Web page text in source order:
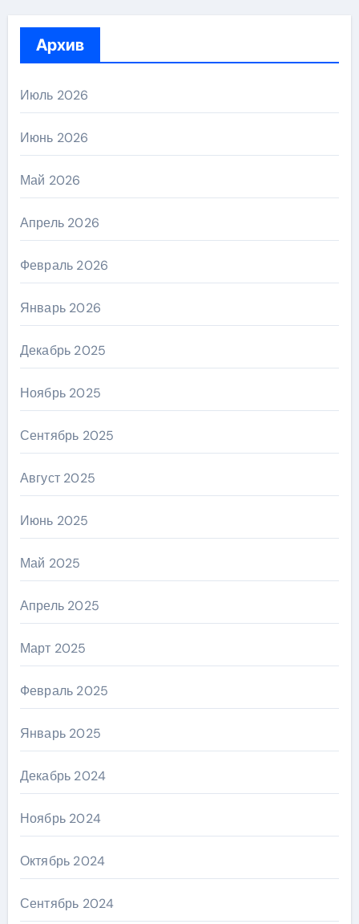
Архив
Июль 2026
Июнь 2026
Май 2026
Апрель 2026
Февраль 2026
Январь 2026
Декабрь 2025
Ноябрь 2025
Сентябрь 2025
Август 2025
Июнь 2025
Май 2025
Апрель 2025
Март 2025
Февраль 2025
Январь 2025
Декабрь 2024
Ноябрь 2024
Октябрь 2024
Сентябрь 2024